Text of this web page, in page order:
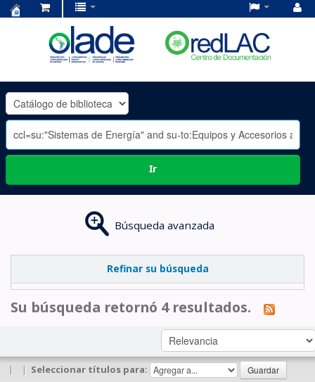
OLADE
-
Ir
Búsqueda avanzada
Refinar su búsqueda
Su búsqueda retornó 4 resultados.
| | Seleccionar títulos para: